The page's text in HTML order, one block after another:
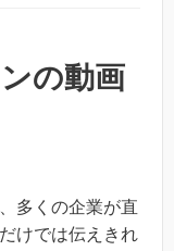
の動画
多くの企業が直
けでは伝えきれ